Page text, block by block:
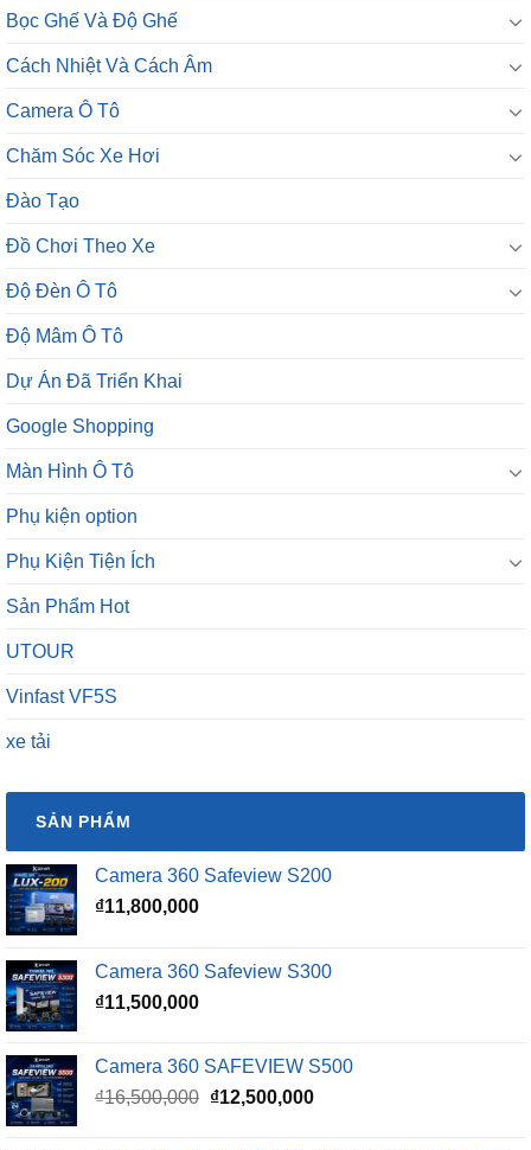
Bọc Ghế Và Độ Ghế
Cách Nhiệt Và Cách Âm
Camera Ô Tô
Chăm Sóc Xe Hơi
Đào Tạo
Đồ Chơi Theo Xe
Độ Đèn Ô Tô
Độ Mâm Ô Tô
Dự Án Đã Triển Khai
Google Shopping
Màn Hình Ô Tô
Phụ kiện option
Phụ Kiện Tiện Ích
Sản Phẩm Hot
UTOUR
Vinfast VF5S
xe tải
SẢN PHẨM
Camera 360 Safeview S200
₫11,800,000
Camera 360 Safeview S300
₫11,500,000
Camera 360 SAFEVIEW S500
₫16,500,000 Giá
₫12,500,000Giá